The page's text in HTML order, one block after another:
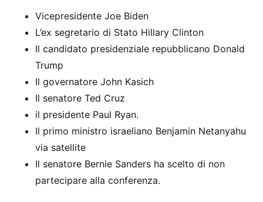
Vicepresidente Joe Biden
L’ex segretario di Stato Hillary Clinton
Il candidato presidenziale repubblicano Donald
Trump
Il governatore John Kasich
Il senatore Ted Cruz
il presidente Paul Ryan.
Il primo ministro israeliano Benjamin Netanyahu
via satellite
Il senatore Bernie Sanders ha scelto di non
partecipare alla conferenza.